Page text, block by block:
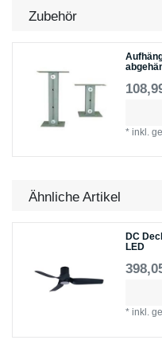
Zubehör
*inkl.
Ähnliche Artikel
DC
LED
*inkl.